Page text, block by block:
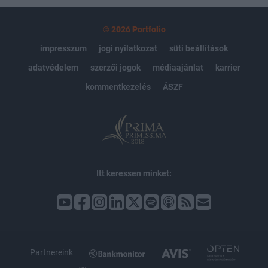
© 2026 Portfolio
impresszum
jogi nyilatkozat
süti beállítások
adatvédelem
szerzői jogok médiaajánlat
karrier
kommentkezelés
ÁSZF
Itt keressen minket:
Partnereink